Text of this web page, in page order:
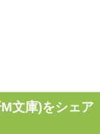
文庫)をシェア